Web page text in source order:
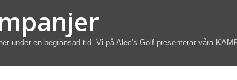
under en begränsad tid. Vi på Alec's Golf presenterar våra